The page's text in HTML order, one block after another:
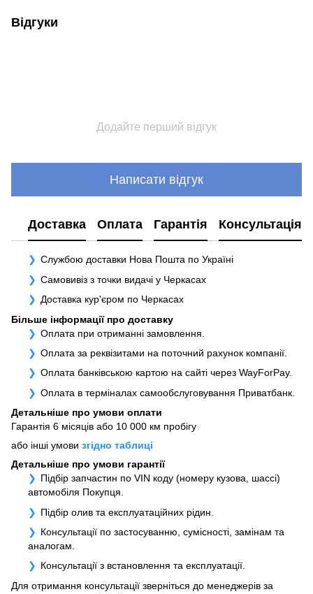
Відгуки
Додайте перший відгук
Написати відгук
Доставка Оплата Гарантія Консультація
Службою доставки Нова Пошта по Україні
Самовивіз з точки видачі у Черкасах
Доставка кур'єром по Черкасах
Більше інформації про доставку
Оплата при отриманні замовлення.
Оплата за реквізитами на поточний рахунок компанії.
Оплата банківською картою на сайті через WayForPay.
Оплата в терміналах самообслуговування Приватбанк.
Детальніше про умови оплати
Гарантія 6 місяців або 10 000 км пробігу
або інші умови згідно таблиці
Детальніше про умови гарантії
Підбір запчастин по VIN коду (номеру кузова, шассі)
автомобіля Покупця.
Підбір олив та експлуатаційних рідин.
Консультації по застосуванню, сумісності, замінам та
аналогам.
Консультації з встановлення та експлуатації.
Для отримання консультації зверніться до менеджерів за